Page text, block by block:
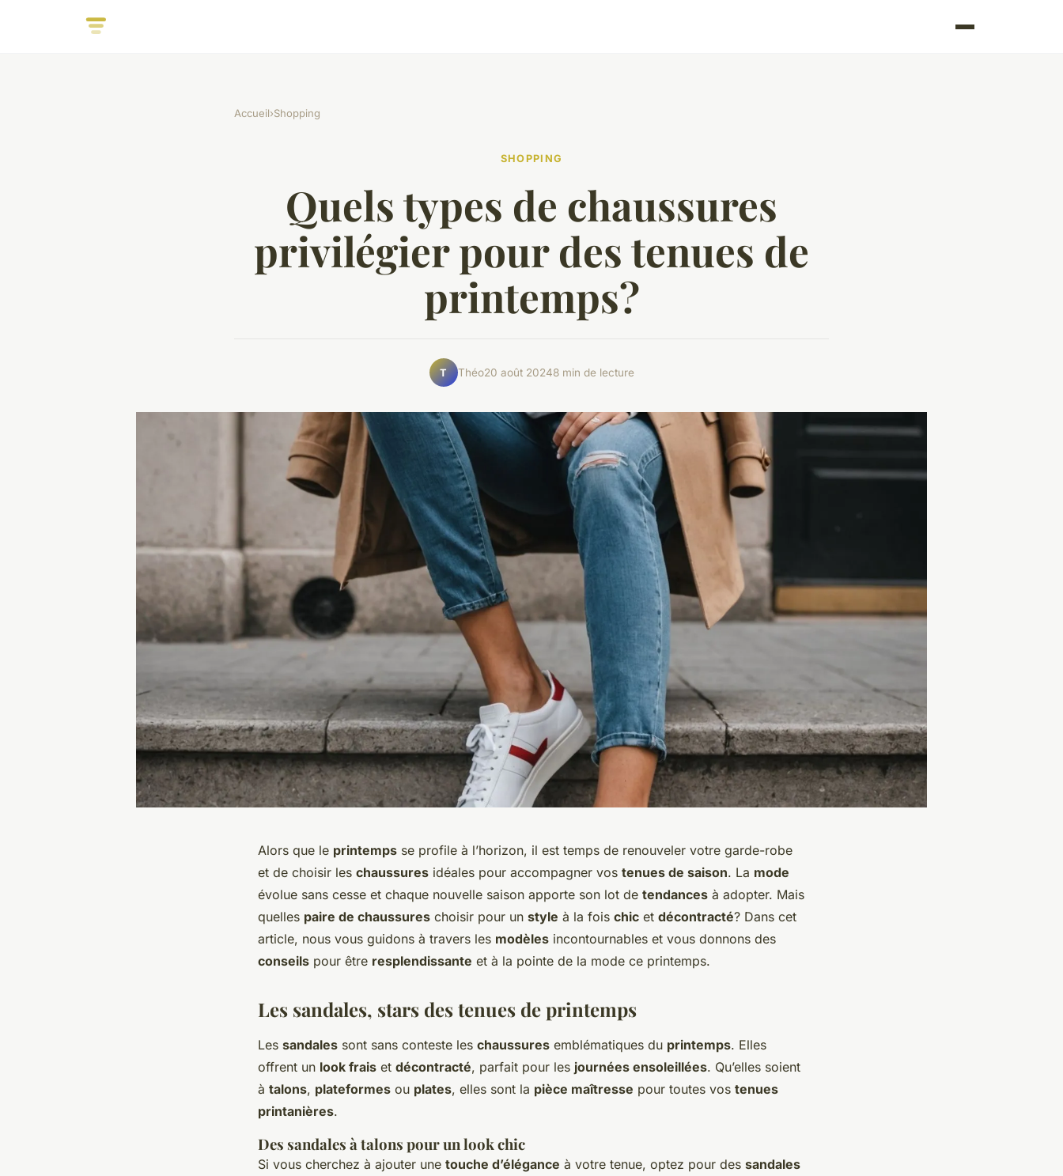
Accueil›Shopping
SHOPPING
Quels types de chaussures
privilégier pour des tenues de
printemps?
T Théo20 août 20248 min de lecture
Alors que le printemps se profile à l’horizon, il est temps de renouveler votre garde-robe
et de choisir les chaussures idéales pour accompagner vos tenues de saison. La mode
évolue sans cesse et chaque nouvelle saison apporte son lot de tendances à adopter. Mais
quelles paire de chaussures choisir pour un style à la fois chic et décontracté? Dans cet
article, nous vous guidons à travers les modèles incontournables et vous donnons des
conseils pour être resplendissante et à la pointe de la mode ce printemps.
Les sandales, stars des tenues de printemps
Les sandales sont sans conteste les chaussures emblématiques du printemps. Elles
offrent un look frais et décontracté, parfait pour les journées ensoleillées. Qu’elles soient
à talons, plateformes ou plates, elles sont la pièce maîtresse pour toutes vos tenues
printanières.
Des sandales à talons pour un look chic
Si vous cherchez à ajouter une touche d’élégance à votre tenue, optez pour des sandales